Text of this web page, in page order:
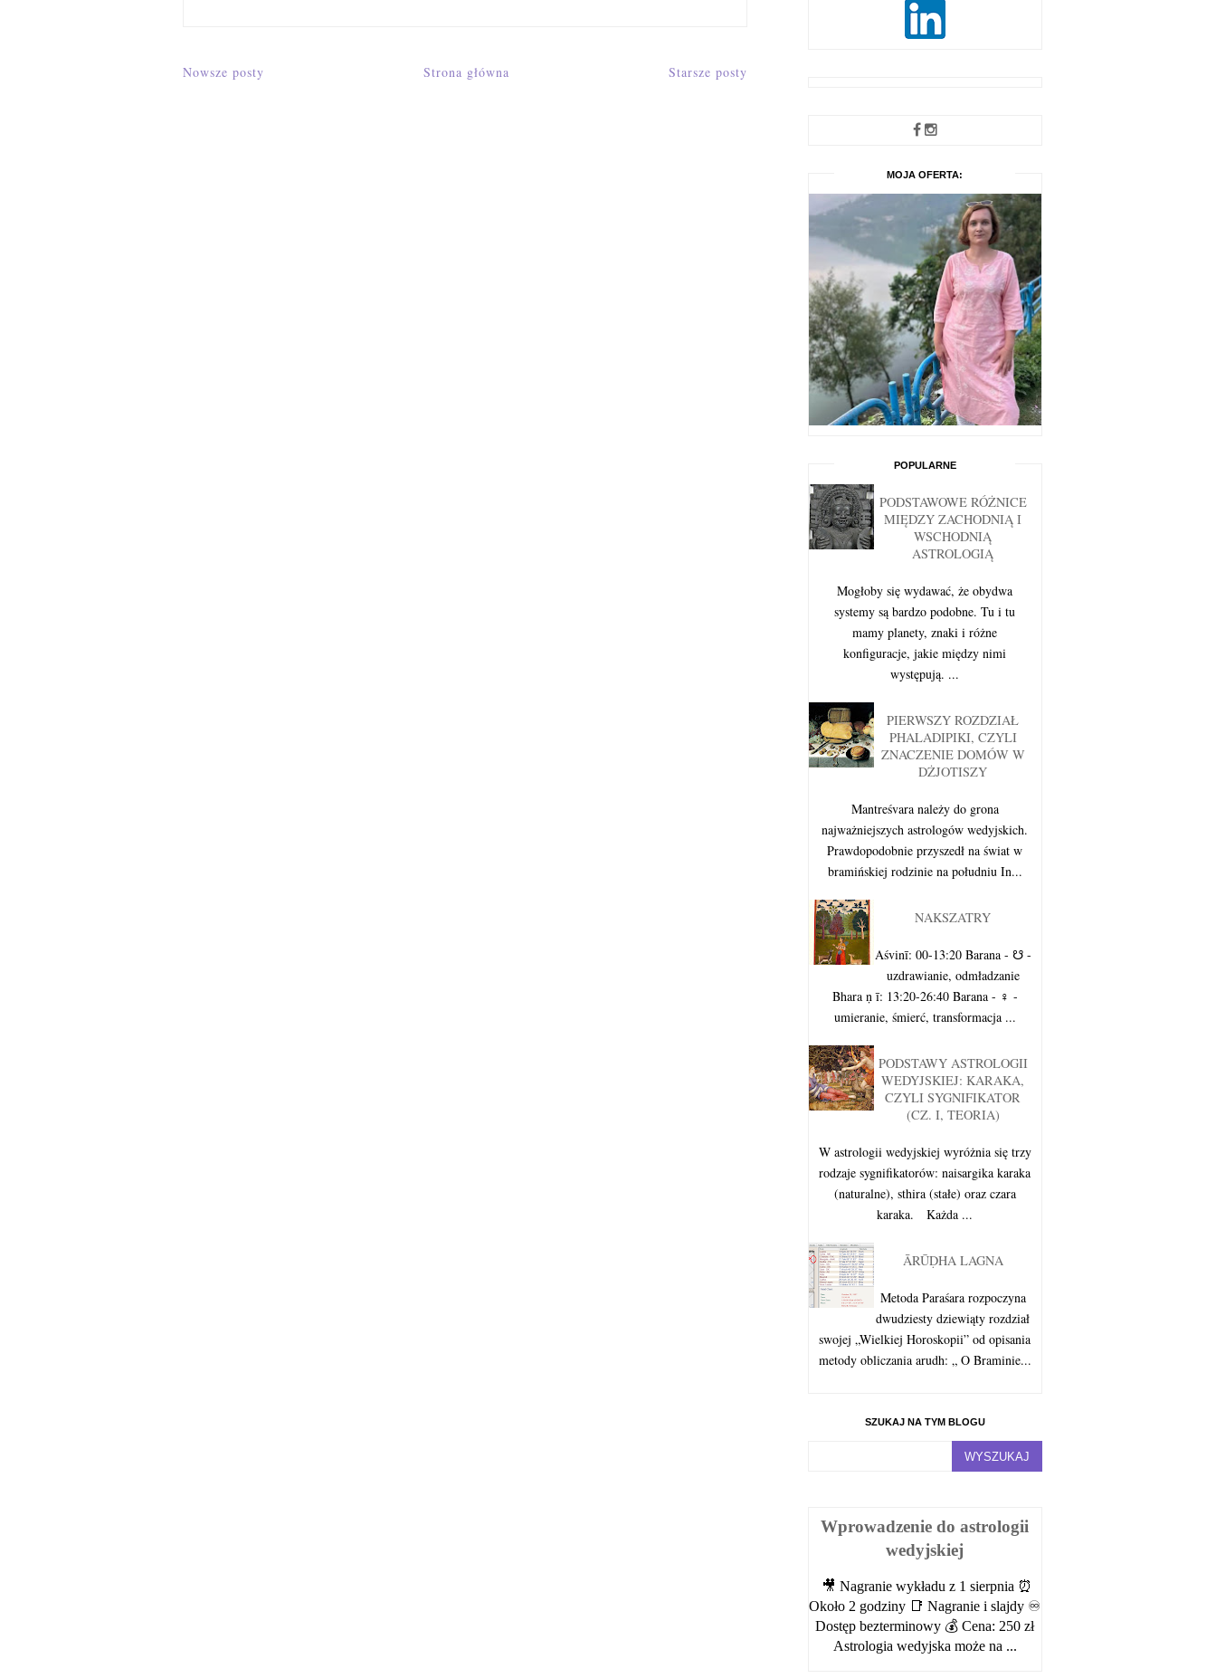
Nowsze posty Starsze posty
Strona główna
MOJA OFERTA:
POPULARNE
PODSTAWOWE RÓŻNICE
MIĘDZY ZACHODNIĄ I
WSCHODNIĄ
ASTROLOGIĄ
Mogłoby się wydawać, że obydwa
systemy są bardzo podobne. Tu i tu
mamy planety, znaki i różne
konfiguracje, jakie między nimi
występują. ...
PIERWSZY ROZDZIAŁ
PHALADIPIKI, CZYLI
ZNACZENIE DOMÓW W
DŻJOTISZY
Mantreśvara należy do grona
najważniejszych astrologów wedyjskich.
Prawdopodobnie przyszedł na świat w
bramińskiej rodzinie na południu In...
NAKSZATRY
Aśvinī: 00-13:20 Barana - ☋ -
uzdrawianie, odmładzanie
Bhara ṇ ī: 13:20-26:40 Barana - ♀︎ -
umieranie, śmierć, transformacja ...
PODSTAWY ASTROLOGII
WEDYJSKIEJ: KARAKA,
CZYLI SYGNIFIKATOR
(CZ. I, TEORIA)
W astrologii wedyjskiej wyróżnia się trzy
rodzaje sygnifikatorów: naisargika karaka
(naturalne), sthira (stałe) oraz czara
karaka. Każda ...
ĀRŪḌHA LAGNA
Metoda Paraśara rozpoczyna
dwudziesty dziewiąty rozdział
swojej „Wielkiej Horoskopii” od opisania
metody obliczania arudh: „ O Braminie...
SZUKAJ NA TYM BLOGU
Wprowadzenie do astrologii
wedyjskiej
🎥 Nagranie wykładu z 1 sierpnia ⏰
Około 2 godziny 📑 Nagranie i slajdy ♾️
Dostęp bezterminowy 💰 Cena: 250 zł
Astrologia wedyjska może na ...